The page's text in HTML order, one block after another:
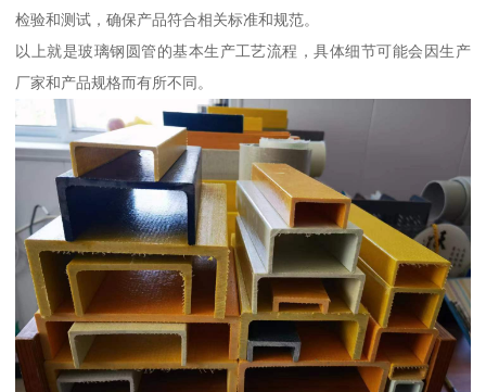
检验和测试，确保产品符合相关标准和规范。
以上就是玻璃钢圆管的基本生产工艺流程，具体细节可能会因生产
厂家和产品规格而有所不同。